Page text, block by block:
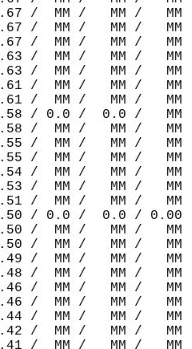
/  MM /   MM /   MM
0.67 /  MM /   MM /   MM
/  MM /   MM /   MM
/  MM /   MM /   MM
/  MM /   MM /   MM
/  MM /   MM /   MM
/  MM /   MM /   MM
/ 0.0 /  0.0 /   MM
/  MM /   MM /   MM
/  MM /   MM /   MM
/  MM /   MM /   MM
/  MM /   MM /   MM
/  MM /   MM /   MM
/  MM /   MM /   MM
0.50 / 0.0 /  0.0 / 0.00
/  MM /   MM /   MM
/  MM /   MM /   MM
/  MM /   MM /   MM
/  MM /   MM /   MM
/  MM /   MM /   MM
/  MM /   MM /   MM
/  MM /   MM /   MM
/  MM /   MM /   MM
/  MM /   MM /   MM